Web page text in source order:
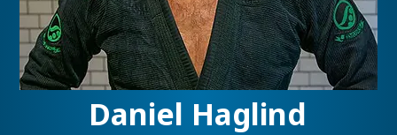
Daniel Haglind